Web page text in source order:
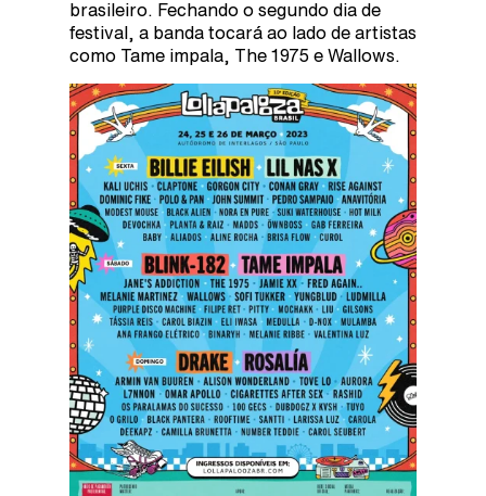
brasileiro. Fechando o segundo dia de
festival, a banda tocará ao lado de artistas
como Tame impala, The 1975 e Wallows.